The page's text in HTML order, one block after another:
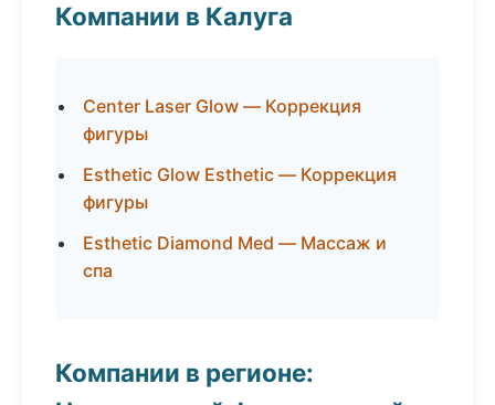
Компании в Калуга
Center Laser Glow — Коррекция
фигуры
Esthetic Glow Esthetic — Коррекция
фигуры
Esthetic Diamond Med — Массаж и
спа
Компании в регионе: